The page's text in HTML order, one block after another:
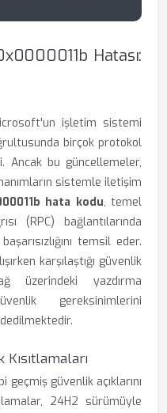
Hatası:
işletim sistemi
birçok protokol
Ancak bu güncellemeler,
sistemle iletişim
hata kodu, temel
(RPC) bağlantılarında
temsil eder.
karşılaştığı güvenlik
üzerindeki yazdırma
gereksinimlerini
güvenlik açıklarını
24H2 sürümüyle